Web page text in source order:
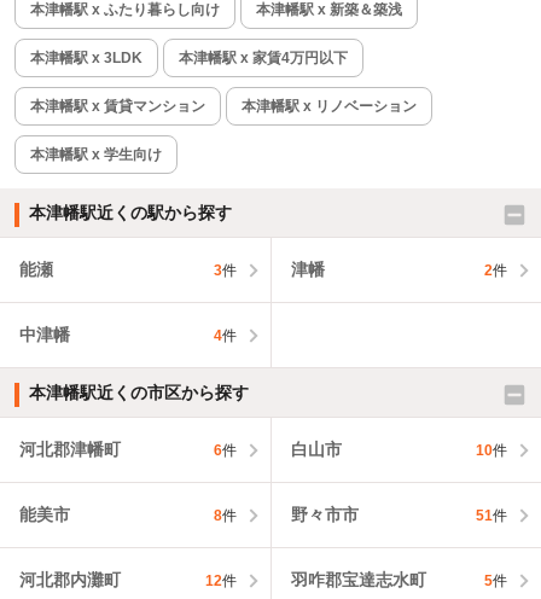
本津幡駅 x ふたり暮らし向け 本津幡駅 x 新築＆築浅
本津幡駅 x 3LDK 本津幡駅 x 家賃4万円以下
本津幡駅 x 賃貸マンション 本津幡駅 x リノベーション
本津幡駅 x 学生向け
本津幡駅近くの駅から探す
能瀬 3件 津幡 2件
中津幡 4件
本津幡駅近くの市区から探す
河北郡津幡町 6件 白山市 10件
能美市 8件 野々市市 51件
河北郡内灘町 12件 羽咋郡宝達志水町 5件